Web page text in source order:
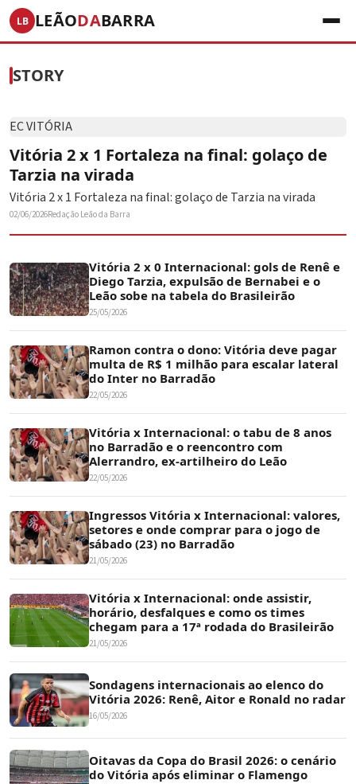
LB LEÃODABARRA
STORY
EC VITÓRIA
Vitória 2 x 1 Fortaleza na final: golaço de
Tarzia na virada
Vitória 2 x 1 Fortaleza na final: golaço de Tarzia na virada
02/06/2026Redação Leão da Barra
Vitória 2 x 0 Internacional: gols de Renê e
Diego Tarzia, expulsão de Bernabei e o
Leão sobe na tabela do Brasileirão
25/05/2026
Ramon contra o dono: Vitória deve pagar
multa de R$ 1 milhão para escalar lateral
do Inter no Barradão
22/05/2026
Vitória x Internacional: o tabu de 8 anos
no Barradão e o reencontro com
Alerrandro, ex-artilheiro do Leão
22/05/2026
Ingressos Vitória x Internacional: valores,
setores e onde comprar para o jogo de
sábado (23) no Barradão
21/05/2026
Vitória x Internacional: onde assistir,
horário, desfalques e como os times
chegam para a 17ª rodada do Brasileirão
21/05/2026
Sondagens internacionais ao elenco do
Vitória 2026: Renê, Aitor e Ronald no radar
16/05/2026
Oitavas da Copa do Brasil 2026: o cenário
do Vitória após eliminar o Flamengo